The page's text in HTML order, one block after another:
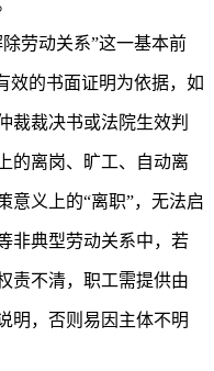
劳动关系”这一基本前
效的书面证明为依据，如
裁裁决书或法院生效判
的离岗、旷工、自动离
意义上的“离职”，无法启
非典型劳动关系中，若
责不清，职工需提供由
明，否则易因主体不明